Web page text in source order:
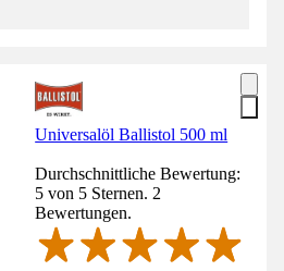
Universalöl Ballistol 500 ml
Durchschnittliche Bewertung:
5 von 5 Sternen. 2
Bewertungen.